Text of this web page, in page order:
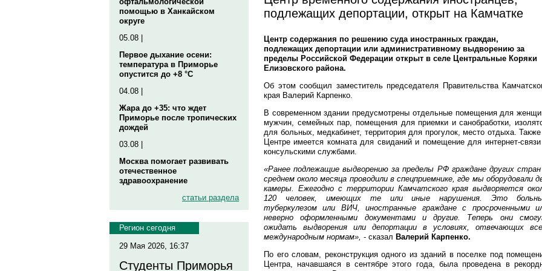
помощью в Ханкайском
округе
05.08 |
Первое дыхание осени:
температура в Приморье
опустится до +8 °C
04.08 |
Жара до +35: что ждет
Приморье после тропических
дождей
03.08 |
Москва помогает развивать
отечественное
здравоохранение
статьи раздела
Регион сегодня
29 Мая 2026, 16:37
Студенты Приморья
подлежащих депортации, открыт на Камчатке
Центр содержания по решению суда иностранных граждан,
подлежащих депортации или административному выдворению за
пределы Российской Федерации открыт в селе Центральные Коряки
Елизовского района.
Об этом сообщил заместитель председателя Правительства
края Валерий Карпенко.
В современном здании предусмотрены отдельные помещения для
мужчин, семейных пар, помещения для приемки и санобработки,
для больных, медкабинет, территория для прогулок, место отдыха.
Центре имеется комната для свиданий и помещение для интернет-
консульскими службами.
«Ранее подлежащие выдворению за пределы РФ граждане других
среднем около месяца проводили в спецприемнике, где мы оборудовали
камеры. Ежегодно с территории Камчатского края выдворяется
120 человек, имеющих те или иные нарушения. Это
туберкулезом или ВИЧ, иностранные граждане с просроченными
неверно оформленными документами и другие. Теперь они
ожидать выдворения или депортации в условиях, отвечающих
международным нормам», - сказал Валерий Карпенко.
По его словам, реконструкция одного из зданий в поселке под
Центра, начавшаяся в сентябре этого года, была проведена в